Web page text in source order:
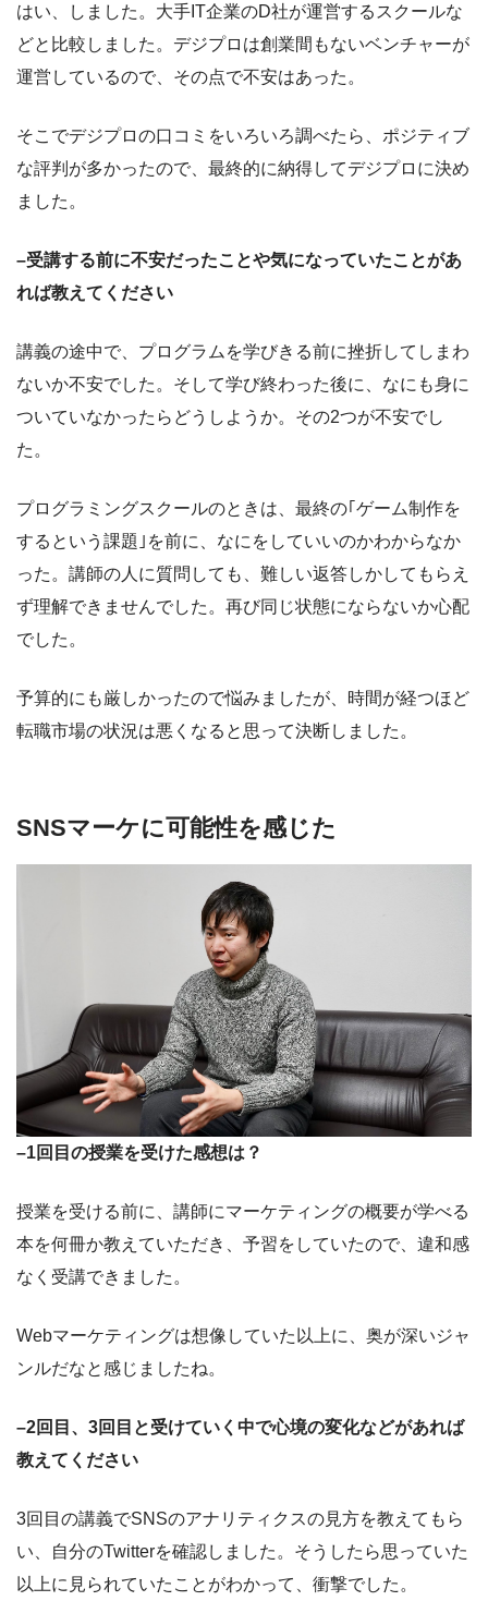
はい、しました。大手IT企業のD社が運営するスクールな
どと比較しました。デジプロは創業間もないベンチャーが
運営しているので、その点で不安はあった。
そこでデジプロの口コミをいろいろ調べたら、ポジティブ
な評判が多かったので、最終的に納得してデジプロに決め
ました。
–受講する前に不安だったことや気になっていたことがあ
れば教えてください
講義の途中で、プログラムを学びきる前に挫折してしまわ
ないか不安でした。そして学び終わった後に、なにも身に
ついていなかったらどうしようか。その2つが不安でし
た。
プログラミングスクールのときは、最終の｢ゲーム制作を
するという課題｣を前に、なにをしていいのかわからなか
った。講師の人に質問しても、難しい返答しかしてもらえ
ず理解できませんでした。再び同じ状態にならないか心配
でした。
予算的にも厳しかったので悩みましたが、時間が経つほど
転職市場の状況は悪くなると思って決断しました。
SNSマーケに可能性を感じた
–1回目の授業を受けた感想は？
授業を受ける前に、講師にマーケティングの概要が学べる
本を何冊か教えていただき、予習をしていたので、違和感
なく受講できました。
Webマーケティングは想像していた以上に、奥が深いジャ
ンルだなと感じましたね。
–2回目、3回目と受けていく中で心境の変化などがあれば
教えてください
3回目の講義でSNSのアナリティクスの見方を教えてもら
い、自分のTwitterを確認しました。そうしたら思っていた
以上に見られていたことがわかって、衝撃でした。